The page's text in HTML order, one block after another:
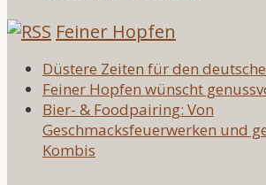
Feiner Hopfen
Düstere Zeiten für den
Feiner Hopfen wünscht
Bier- & Foodpairing: Von
Geschmacksfeuerwerken und
Kombis